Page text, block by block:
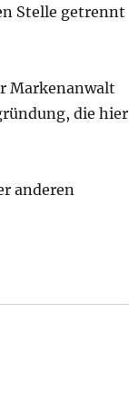
Stelle getrennt
Markenanwalt
die hier
anderen